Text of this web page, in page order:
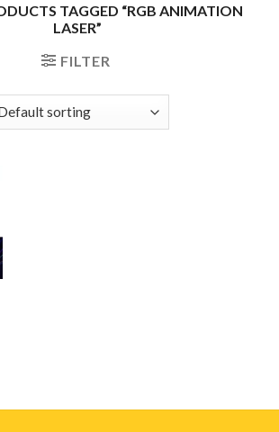
TAGGED “RGB ANIMATION
LASER”
FILTER